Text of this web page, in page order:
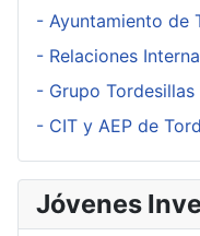
- Ayuntamiento de
- Relaciones
- Grupo Tordesillas
- CIT y AEP de
Jóvenes